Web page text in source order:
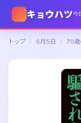
キョウハツ今
トップ / 6月5日 / 70歳